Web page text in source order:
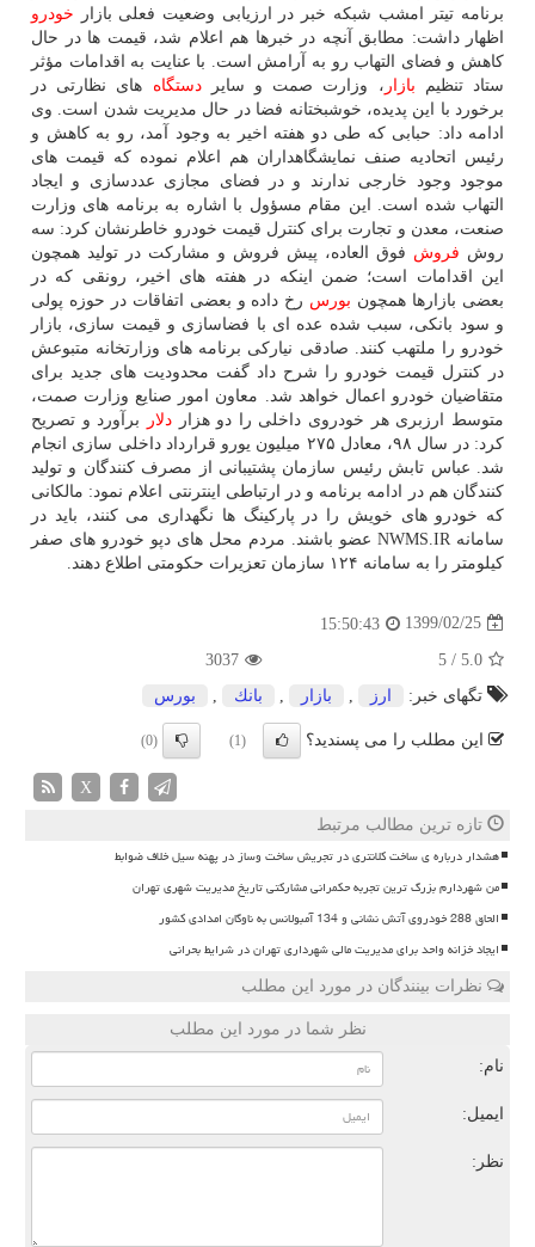
برنامه تیتر امشب شبکه خبر در ارزیابی وضعیت فعلی بازار خودرو
اظهار داشت: مطابق آنچه در خبرها هم اعلام شد، قیمت ها در حال
کاهش و فضای التهاب رو به آرامش است. با عنایت به اقدامات مؤثر
ستاد تنظیم بازار ، وزارت صمت و سایردستگاه های نظارتی در
برخورد با این پدیده، خوشبختانه فضا در حال مدیریت شدن است. وی
ادامه داد: حبابی که طی دو هفته اخیر به وجود آمد، رو به کاهش و
رئیس اتحادیه صنف نمایشگاهداران هم اعلام نموده که قیمت های
موجود وجود خارجی ندارند و در فضای مجازی عددسازی و ایجاد
التهاب شده است. این مقام مسؤول با اشاره به برنامه های وزارت
صنعت، معدن و تجارت برای کنترل قیمت خودرو خاطرنشان کرد: سه
روش فروش فوق العاده، پیش فروش و مشارکت در تولید همچون
این اقدامات است؛ ضمن اینکه در هفته های اخیر، رونقی که در
بعضی بازارها همچون بورس رخ داده و بعضی اتفاقات در حوزه پولی
و سود بانکی، سبب شده عده ای با فضاسازی و قیمت سازی، بازار
خودرو را ملتهب کنند. صادقی نیارکی برنامه های وزارتخانه متبوعش
در کنترل قیمت خودرو را شرح داد گفت محدودیت های جدید برای
متقاضیان خودرو اعمال خواهد شد. معاون امور صنایع وزارت صمت،
متوسط ارزبری هر خودروی داخلی را دو هزاردلار
برآورد و تصریح
کرد: در سال ۹۸، معادل ۲۷۵ میلیون یورو قرارداد داخلی سازی انجام
شد. عباس تابش رئیس سازمان پشتیبانی از مصرف کنندگان و تولید
کنندگان هم در ادامه برنامه و در ارتباطی اینترنتی اعلام نمود: مالکانی
که خودرو های خویش را در پارکینگ ها نگهداری می کنند، باید در
سامانه NWMS.IR عضو باشند. مردم محل های دپو خودرو های صفر
کیلومتر را به سامانه ۱۲۴ سازمان تعزیرات حکومتی اطلاع دهند.
1399/02/25
15:50:43
5.0
/
5
3037
تگهای خبر:
ارز بازار بانك بورس
این مطلب را می پسندید؟ (1)
(0)
X
تازه ترین مطالب مرتبط
هشدار درباره ی ساخت کلانتری در تجریش ساخت وساز در پهنه سیل خلاف ضوابط
من شهردارم بزرگ ترین تجربه حکمرانی مشارکتی تاریخ مدیریت شهری تهران
الحاق 288 خودروی آتش نشانی و 134 آمبولانس به ناوگان امدادی کشور
ایجاد خزانه واحد برای مدیریت مالی شهرداری تهران در شرایط بحرانی
نظرات بینندگان در مورد این مطلب
نظر شما در مورد این مطلب
نام:
ایمیل:
نظر: